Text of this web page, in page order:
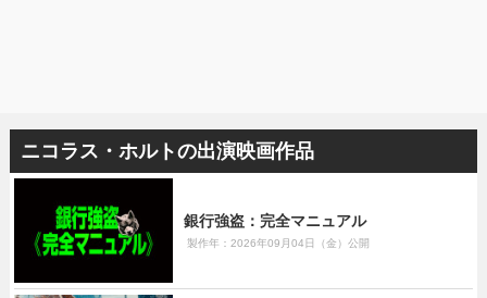
ニコラス・ホルトの出演映画作品
銀行強盗：完全マニュアル
製作年：2026年09月04日（金）公開